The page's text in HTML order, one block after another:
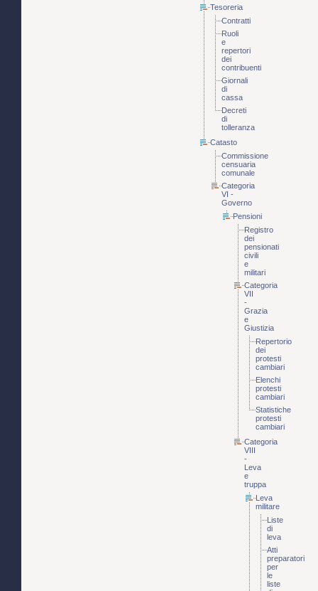
Tesoreria
Contratti
Ruoli
e
repertori
dei
contribuenti
Giornali
di
cassa
Decreti
di
tolleranza
Catasto
Commissione
censuaria
comunale
Categoria
VI -
Governo
Pensioni
Registro
dei
pensionati
civili
e
militari
Categoria
VII
-
Grazia
e
Giustizia
Repertorio
dei
protesti
cambiari
Elenchi
protesti
cambiari
Statistiche
protesti
cambiari
Categoria
VIII
-
Leva
e
truppa
Leva
militare
Liste
di
leva
Atti
preparatori
per
le
liste